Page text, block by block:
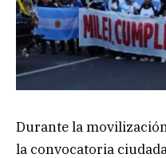
Durante la
la convocatoria